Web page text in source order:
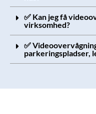
✅ Kan jeg få
virksomhed?
✅
parkeringspladser,